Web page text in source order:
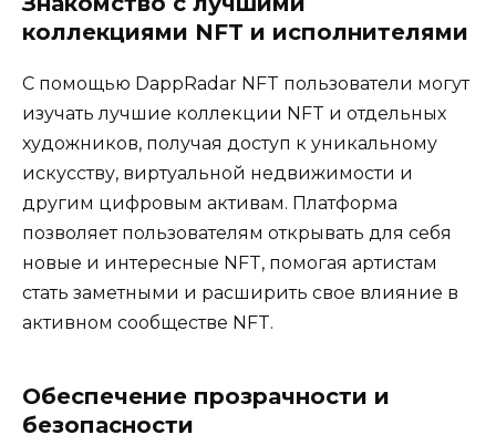
коллекциями NFT и исполнителями
С помощью DappRadar NFT пользователи могут
изучать лучшие коллекции NFT и отдельных
художников, получая доступ к уникальному
искусству, виртуальной недвижимости и
другим цифровым активам. Платформа
позволяет пользователям открывать для себя
новые и интересные NFT, помогая артистам
стать заметными и расширить свое влияние в
активном сообществе NFT.
Обеспечение прозрачности и
безопасности